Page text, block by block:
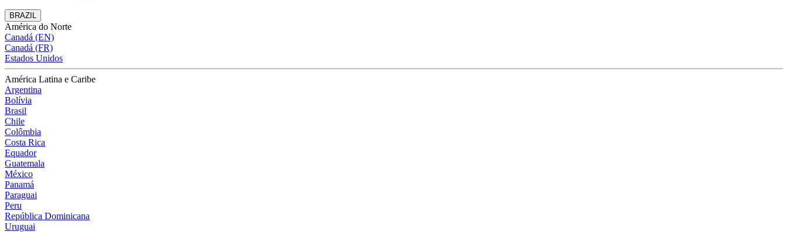
BRAZIL
América do Norte
Canadá (EN)
Canadá (FR)
Estados Unidos
América Latina e Caribe
Argentina
Bolívia
Brasil
Chile
Colômbia
Costa Rica
Equador
Guatemala
México
Panamá
Paraguai
Peru
República Dominicana
Uruguai